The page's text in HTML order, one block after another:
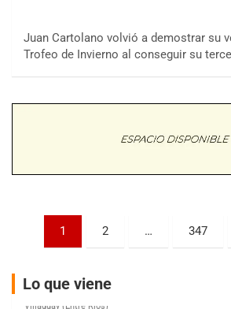
Juan Cartolano volvió a demostrar su
Trofeo de Invierno al conseguir su
Paginación
entradas
1 2 … 347
Lo que viene
COBERTURA ESPECIAL DE E-KART.COM.AR
08/09-AGO
Ramiro Tot (Asfalto)
Trenque Lauquen (Buenos Aires)
Villaguay (Entre Ríos)
El Cerro (Tierra)
Victoria (Entre Ríos)